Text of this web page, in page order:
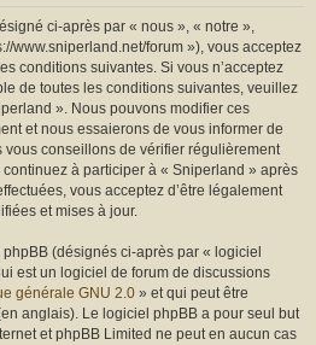
ci-après par « nous », « notre »,
www.sniperland.net/forum »), vous acceptez
conditions suivantes. Si vous n’acceptez
de toutes les conditions suivantes, veuillez
». Nous pouvons modifier ces
et nous essaierons de vous informer de
conseillons de vérifier régulièrement
à participer à « Sniperland » après
vous acceptez d’être légalement
et mises à jour.
(désignés ci-après par « logiciel
est un logiciel de forum de discussions
générale GNU 2.0 » et qui peut être
anglais). Le logiciel phpBB a pour seul but
et phpBB Limited ne peut en aucun cas